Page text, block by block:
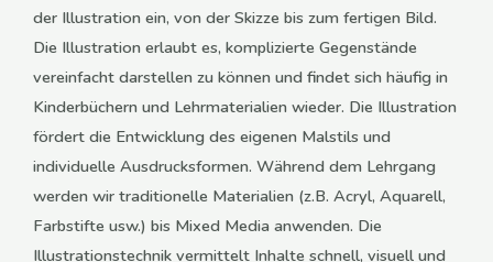
der Illustration ein, von der Skizze bis zum fertigen Bild.
Die Illustration erlaubt es, komplizierte Gegenstände
vereinfacht darstellen zu können und findet sich häufig in
Kinderbüchern und Lehrmaterialien wieder. Die Illustration
fördert die Entwicklung des eigenen Malstils und
individuelle Ausdrucksformen. Während dem Lehrgang
werden wir traditionelle Materialien (z.B. Acryl, Aquarell,
Farbstifte usw.) bis Mixed Media anwenden. Die
Illustrationstechnik vermittelt Inhalte schnell, visuell und